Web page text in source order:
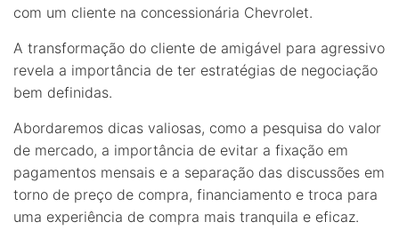
com um cliente na concessionária Chevrolet.
A transformação do cliente de amigável para agressivo
revela a importância de ter estratégias de negociação
bem definidas.
Abordaremos dicas valiosas, como a pesquisa do valor
de mercado, a importância de evitar a fixação em
pagamentos mensais e a separação das discussões em
torno de preço de compra, financiamento e troca para
uma experiência de compra mais tranquila e eficaz.